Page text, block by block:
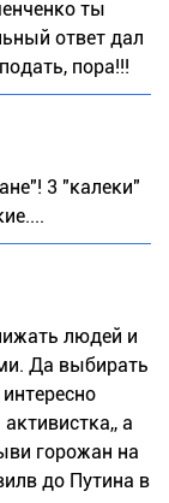
ты
ответ дал
пора!!!
3 "калеки"
людей и
Да выбирать
а
горожан на
до Путина в